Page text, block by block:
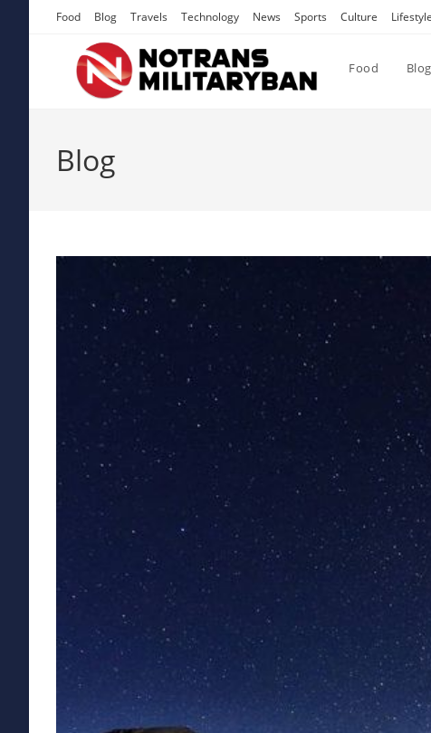
Food Blog Travels Technology News Sports Culture Lifestyle
Food Blog
Blog